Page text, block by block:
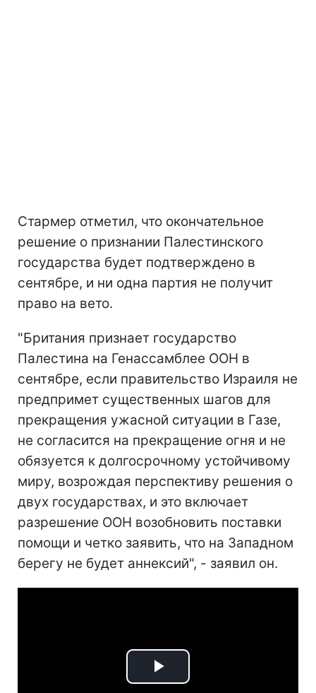
Стармер отметил, что окончательное
решение о признании Палестинского
государства будет подтверждено в
сентябре, и ни одна партия не получит
право на вето.
"Британия признает государство
Палестина на Генассамблее ООН в
сентябре, если правительство Израиля не
предпримет существенных шагов для
прекращения ужасной ситуации в Газе,
не согласится на прекращение огня и не
обязуется к долгосрочному устойчивому
миру, возрождая перспективу решения о
двух государствах, и это включает
разрешение ООН возобновить поставки
помощи и четко заявить, что на Западном
берегу не будет аннексий", - заявил он.
Play